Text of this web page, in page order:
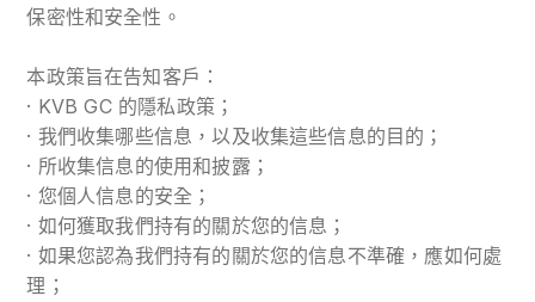
保密性和安全性。
本政策旨在告知客戶：
· KVB GC 的隱私政策；
· 我們收集哪些信息，以及收集這些信息的目的；
· 所收集信息的使用和披露；
· 您個人信息的安全；
· 如何獲取我們持有的關於您的信息；
· 如果您認為我們持有的關於您的信息不準確，應如何處
理；